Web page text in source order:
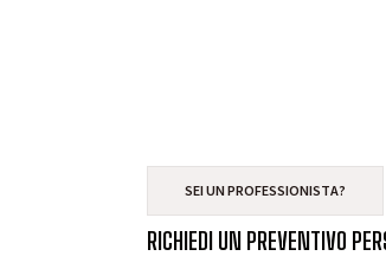
SEI UN PROFESSIONISTA?
RICHIEDI UN PREVENTIVO